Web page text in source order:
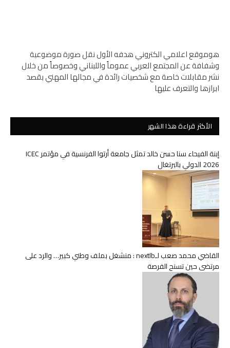
هوموقع اعلامي الكتروني هدفه الأول نقل صورة موضوعية
وشفافة عن المجتمع العربي عموماً واللبناني وخصوصاً من خلال
نشر مقابلات خاصة مع شخصيات رائدة في مجالها المهني بقصد
ابرازها والتعرف عليها
الأكثر قراءة هذا الشهر
إبنة الفيحاء سنا حسن خالد تمثل جامعة أرتوا الفرنسية في مؤتمر ICEC
2026 الدولي بالبرتغال
القاضي محمد صعب لـnextlb : منشغل بملف وطني كبير… والرد على
مرتضى حين تسنح الفرصة